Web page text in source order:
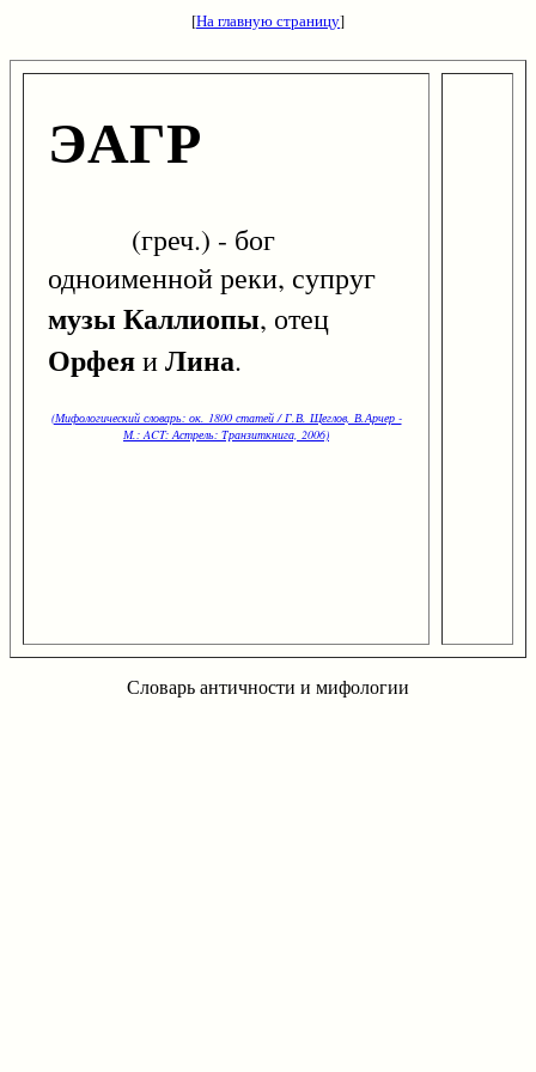
[На главную страницу]
ЭАГР
(греч.) - бог
одноименной реки, супруг
музы Каллиопы, отец
ОрфеяиЛина.
(Мифологический словарь: ок. 1800 статей / Г.В. Щеглов, В.Арчер -
М.: ACT: Астрель: Транзиткнига, 2006)
Словарь античности и мифологии